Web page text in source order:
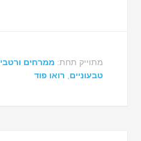
מתוייק תחת: ממרחים
טבעוניים
רואו פוד